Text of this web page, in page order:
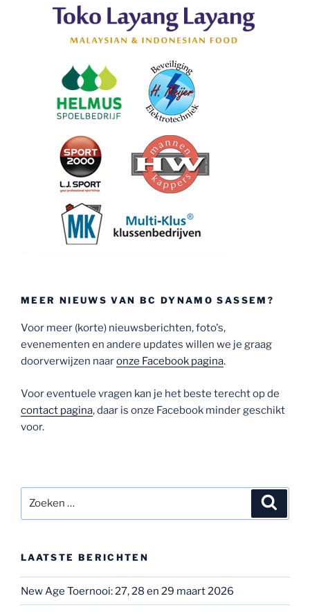
MEER NIEUWS VAN BC DYNAMO SASSEM?
Voor meer (korte) nieuwsberichten, foto's,
evenementen en andere updates willen we je graag
doorverwijzen naaronze Facebook pagina.
Voor eventuele vragen kan je het beste terecht op de
contact pagina, daar is onze Facebook minder geschikt
voor.
naar:
LAATSTE BERICHTEN
New Age Toernooi: 27, 28 en 29 maart 2026